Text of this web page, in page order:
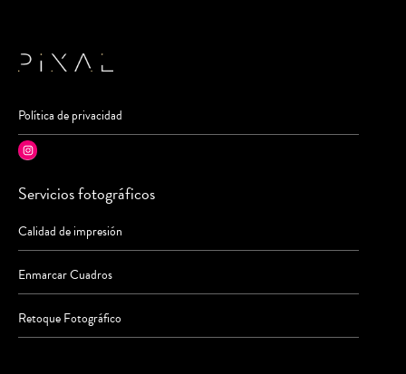
Política de privacidad
Instagram
Servicios fotográficos
Calidad de impresión
Enmarcar Cuadros
Retoque Fotográfico